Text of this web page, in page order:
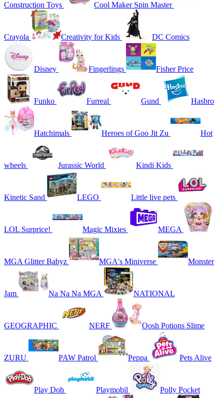
Construction Toys Cool Maker Spin Master
Crayola Creativity for Kids DC Comics
Disney Fingerlings Fisher Price
Funko Furreal Gund Hasbro
Hatchimals Heroes of Goo Jit Zu Hot
wheels Jurassic World Kindi Kids
Kinetic Sand LEGO Little live pets
LOL Surprice! Magic Mixies MEGA
MGA Glitter Babyz MGA's Miniverse Monster
Jam Na Na Na MGA NATIONAL
GEOGRAPHIC NERF Oosh Potions Slime
ZURU PAW Patrol Peppa Pets Alive
Play Doh Playmobil Polly Pocket